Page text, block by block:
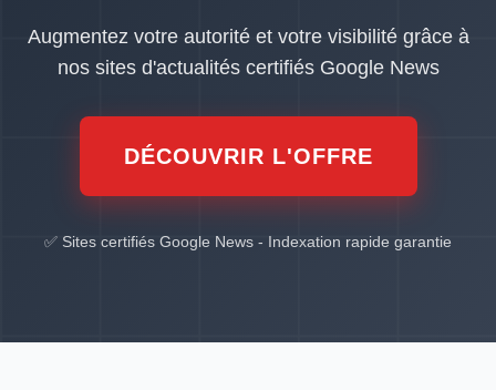
Augmentez votre autorité et votre visibilité grâce à
nos sites d'actualités certifiés Google News
DÉCOUVRIR L'OFFRE
✅ Sites certifiés Google News - Indexation rapide garantie